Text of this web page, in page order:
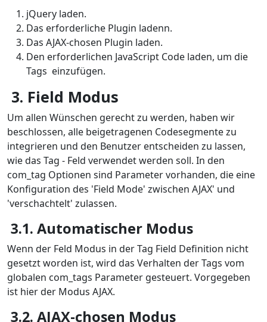
jQuery laden.
Das erforderliche Plugin ladenn.
Das AJAX-chosen Plugin laden.
Den erforderlichen JavaScript Code laden, um die
Tags einzufügen.
3. Field Modus
Um allen Wünschen gerecht zu werden, haben wir
beschlossen, alle beigetragenen Codesegmente zu
integrieren und den Benutzer entscheiden zu lassen,
wie das Tag - Feld verwendet werden soll. In den
com_tag Optionen sind Parameter vorhanden, die eine
Konfiguration des 'Field Mode' zwischen AJAX' und
'verschachtelt' zulassen.
3.1. Automatischer Modus
Wenn der Feld Modus in der Tag Field Definition nicht
gesetzt worden ist, wird das Verhalten der Tags vom
globalen com_tags Parameter gesteuert. Vorgegeben
ist hier der Modus AJAX.
3.2. AJAX-chosen Modus